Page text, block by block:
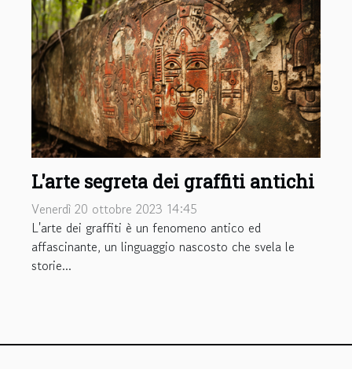
L'arte segreta dei graffiti antichi
Venerdì 20 ottobre 2023 14:45
L'arte dei graffiti è un fenomeno antico ed
affascinante, un linguaggio nascosto che svela le
storie...